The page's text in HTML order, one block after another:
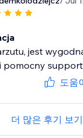
jest
pomocny
도움
더 많은 후기 보기